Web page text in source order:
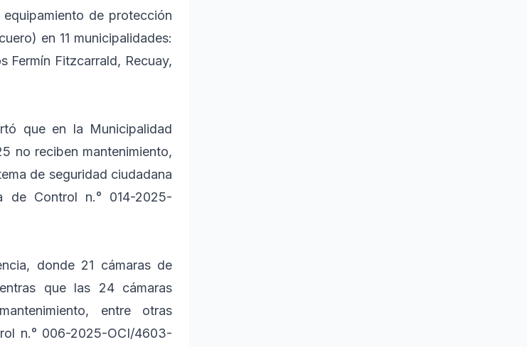
de protección
en 11 municipalidades:
Fermín Fitzcarrald, Recuay,
que en la Municipalidad
no reciben mantenimiento,
de seguridad ciudadana
de Control n.° 014-2025-
donde 21 cámaras de
que las 24 cámaras
entre otras
n.° 006-2025-OCI/4603-